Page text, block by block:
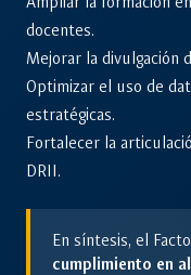
docentes.
Mejorar la divulgación
Optimizar el uso de
estratégicas.
Fortalecer la
DRII.
En síntesis, el
cumplimiento en